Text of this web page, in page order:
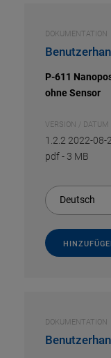
DOKUMENTATION
P-611
ohne Sensor
VERSION / DATUM
1.2.2 2022-08-
pdf- 3 MB
Deutsch
DOKUMENTATION